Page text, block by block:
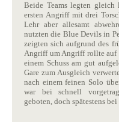
Beide Teams legten
ersten Angriff mit drei
Lehr aber allesamt
nutzten die Blue Devils in
zeigten sich aufgrund des
Angriff um Angriff rollte auf
einem Schuss am gut
Gare zum Ausgleich
nach einem feinen Solo
war bei schnell
geboten, doch spätestens